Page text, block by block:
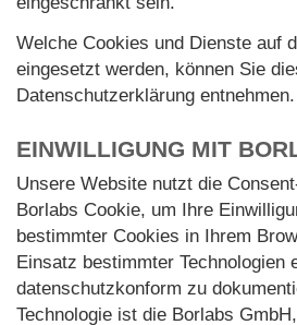
Welche Cookies und Dienste auf
eingesetzt werden, können Sie
Datenschutzerklärung entnehmen.
EINWILLIGUNG MIT
Unsere Website nutzt die
Borlabs Cookie, um Ihre
bestimmter Cookies in Ihrem
Einsatz bestimmter Technologien
datenschutzkonform zu
Technologie ist die Borlabs